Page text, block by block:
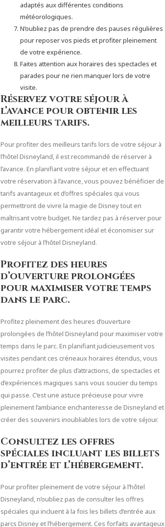
adaptés aux différentes conditions
météorologiques.
N’oubliez pas de prendre des pauses régulières
pour reposer vos pieds et profiter pleinement
de votre expérience.
Faites attention aux horaires des spectacles et
parades pour ne rien manquer lors de votre
visite.
Réservez votre séjour à
l’avance pour obtenir les
meilleurs tarifs.
Pour profiter des meilleurs tarifs lors de votre séjour à
l’hôtel Disneyland, il est recommandé de réserver à
l’avance. En planifiant votre séjour et en effectuant
votre réservation à l’avance, vous pouvez bénéficier de
tarifs avantageux et d’offres spéciales qui vous
permettront de vivre la magie de Disney tout en
maîtrisant votre budget. Ne tardez pas à réserver pour
garantir votre hébergement idéal et économiser sur
votre séjour à l’hôtel Disneyland.
Profitez des heures
d’ouverture prolongées
pour maximiser votre temps
dans le parc.
Profitez pleinement des heures d’ouverture
prolongées de l’hôtel Disneyland pour maximiser votre
temps dans le parc. En planifiant judicieusement vos
visites pendant ces créneaux horaires étendus, vous
pourrez profiter de plus d’attractions, de spectacles et
d’expériences magiques sans vous soucier du temps
qui passe. C’est une astuce précieuse pour vivre
pleinement l’ambiance enchanteresse de Disneyland et
créer des souvenirs inoubliables lors de votre séjour.
Consultez les offres
spéciales incluant les billets
d’entrée et l’hébergement.
Pour profiter pleinement de votre séjour à l’hôtel
Disneyland, n’oubliez pas de consulter les offres
spéciales qui incluent à la fois les billets d’entrée aux
parcs Disney et l’hébergement. Ces forfaits avantageux